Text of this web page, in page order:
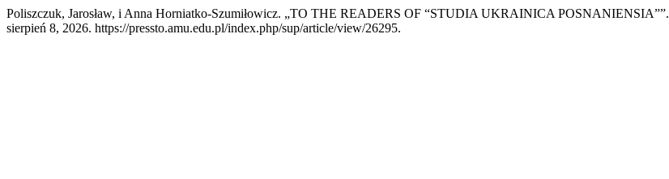
Poliszczuk, Jarosław, i Anna Horniatko-Szumiłowicz. „TO THE READERS OF “STUDIA UKRAINICA POSNANIENSIA””.
sierpień 8, 2026. https://pressto.amu.edu.pl/index.php/sup/article/view/26295.